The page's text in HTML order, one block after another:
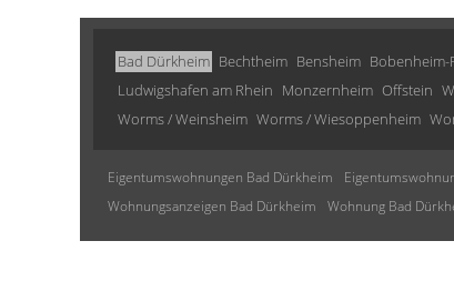
Bad Dürkheim Bechtheim Bensheim Bobenheim-
Ludwigshafen am Rhein Monzernheim Offstein
Worms / Weinsheim Worms / Wiesoppenheim
Eigentumswohnungen Bad Dürkheim
Wohnungsanzeigen Bad Dürkheim
Wohnung Bad